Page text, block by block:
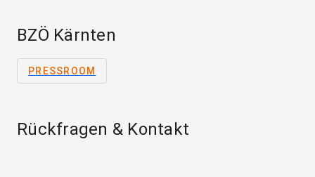
BZÖ Kärnten
PRESSROOM
Rückfragen & Kontakt